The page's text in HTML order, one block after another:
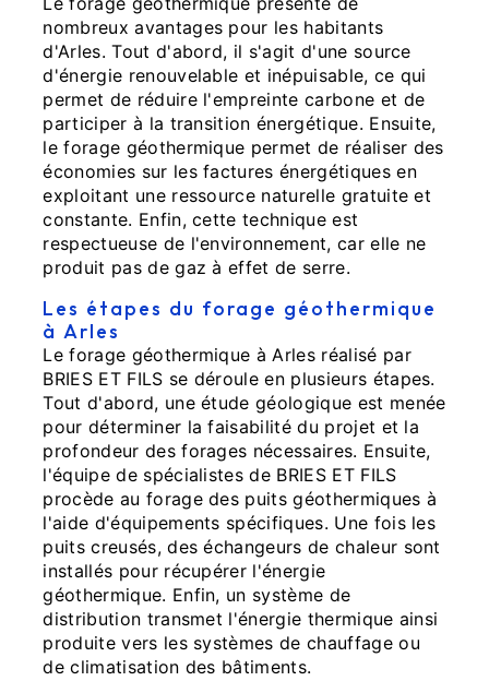
nombreux avantages pour les habitants
d'Arles. Tout d'abord, il s'agit d'une source
d'énergie renouvelable et inépuisable, ce qui
permet de réduire l'empreinte carbone et de
participer à la transition énergétique. Ensuite,
le forage géothermique permet de réaliser des
économies sur les factures énergétiques en
exploitant une ressource naturelle gratuite et
constante. Enfin, cette technique est
respectueuse de l'environnement, car elle ne
produit pas de gaz à effet de serre.
Les étapes du forage géothermique
à Arles
Le forage géothermique à Arles réalisé par
BRIES ET FILS se déroule en plusieurs étapes.
Tout d'abord, une étude géologique est menée
pour déterminer la faisabilité du projet et la
profondeur des forages nécessaires. Ensuite,
l'équipe de spécialistes de BRIES ET FILS
procède au forage des puits géothermiques à
l'aide d'équipements spécifiques. Une fois les
puits creusés, des échangeurs de chaleur sont
installés pour récupérer l'énergie
géothermique. Enfin, un système de
distribution transmet l'énergie thermique ainsi
produite vers les systèmes de chauffage ou
de climatisation des bâtiments.